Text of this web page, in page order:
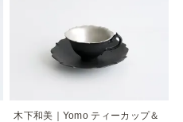
木下和美｜Yomo ティーカップ＆